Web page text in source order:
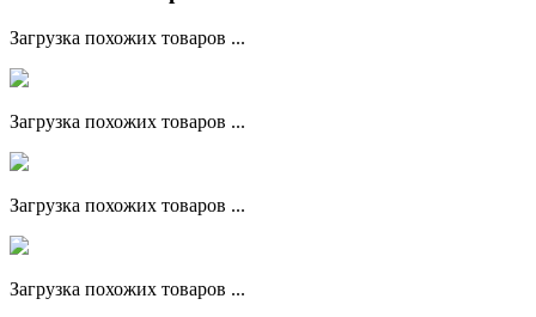
Загрузка похожих товаров ...
Загрузка похожих товаров ...
Загрузка похожих товаров ...
Загрузка похожих товаров ...